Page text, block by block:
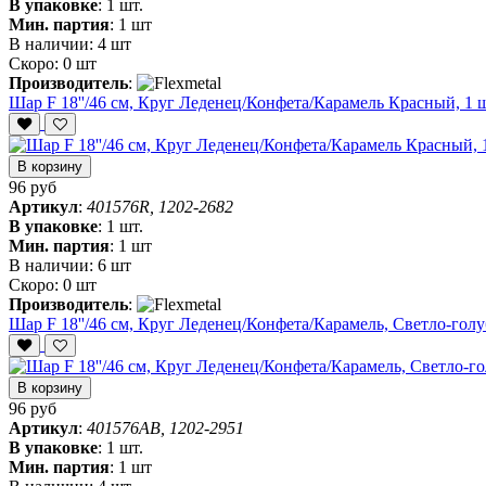
В упаковке: 1 шт.
Мин. партия: 1 шт
В наличии: 4 шт
Скоро: 0 шт
Производитель:
Шар F 18''/46 см, Круг Леденец/Конфета/Карамель Красный, 1
В корзину
96 руб
Артикул: 401576R, 1202-2682
В упаковке: 1 шт.
Мин. партия: 1 шт
В наличии: 6 шт
Скоро: 0 шт
Производитель:
Шар F 18''/46 см, Круг Леденец/Конфета/Карамель, Светло-
В корзину
96 руб
Артикул: 401576AB, 1202-2951
В упаковке: 1 шт.
Мин. партия: 1 шт